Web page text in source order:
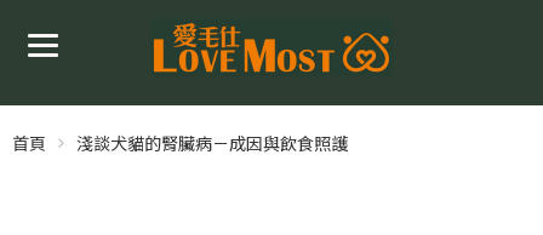
首頁 淺談犬貓的腎臟病－成因與飲食照護